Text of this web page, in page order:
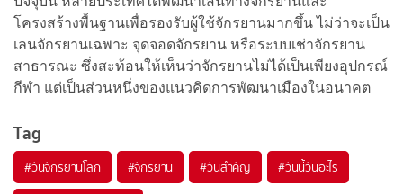
โครงสร้างพื้นฐานเพื่อรองรับผู้ใช้จักรยานมากขึ้น ไม่ว่าจะเป็น
เลนจักรยานเฉพาะ จุดจอดจักรยาน หรือระบบเช่าจักรยาน
สาธารณะ ซึ่งสะท้อนให้เห็นว่าจักรยานไม่ได้เป็นเพียงอุปกรณ์
กีฬา แต่เป็นส่วนหนึ่งของแนวคิดการพัฒนาเมืองในอนาคต
Tag
#วันจักรยานโลก #จักรยาน #วันสำคัญ #วันนี้วันอะไร